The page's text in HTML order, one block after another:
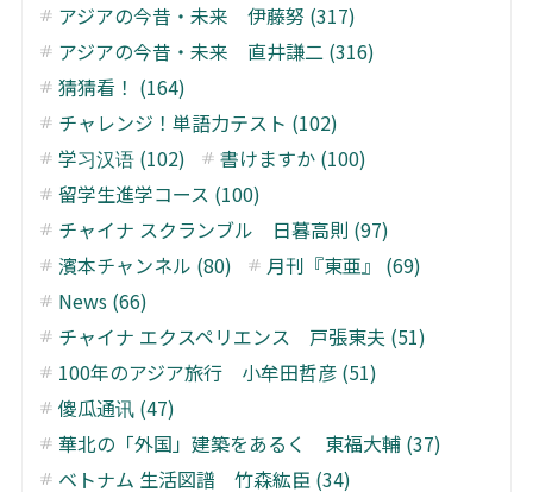
アジアの今昔・未来 伊藤努 (317)
アジアの今昔・未来 直井謙二 (316)
猜猜看！ (164)
チャレンジ！単語力テスト (102)
学习汉语 (102)
書けますか (100)
留学生進学コース (100)
チャイナ スクランブル 日暮高則 (97)
濱本チャンネル (80)
月刊『東亜』 (69)
News (66)
チャイナ エクスペリエンス 戸張東夫 (51)
100年のアジア旅行 小牟田哲彦 (51)
傻瓜通讯 (47)
華北の「外国」建築をあるく 東福大輔 (37)
ベトナム 生活図譜 竹森紘臣 (34)